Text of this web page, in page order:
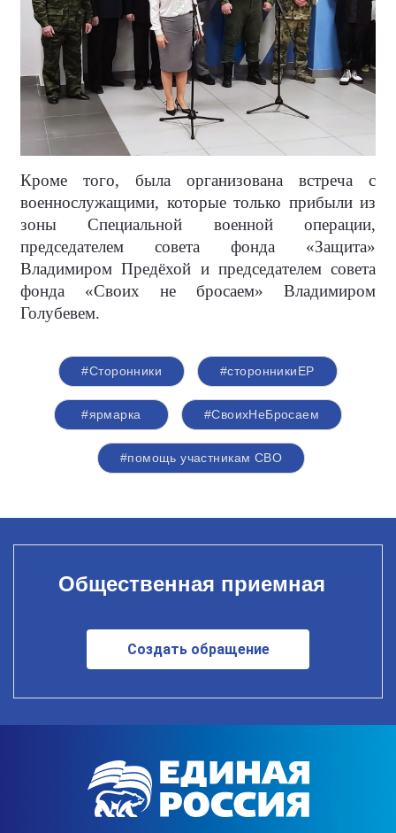
Кроме того, была организована встреча с
военнослужащими, которые только прибыли из
зоны Специальной военной операции,
председателем совета фонда «Защита»
Владимиром Предёхой и председателем совета
фонда «Своих не бросаем» Владимиром
Голубевем.
#Сторонники #сторонникиЕР
#ярмарка #СвоихНеБросаем
#помощь участникам СВО
Общественная приемная
Создать обращение